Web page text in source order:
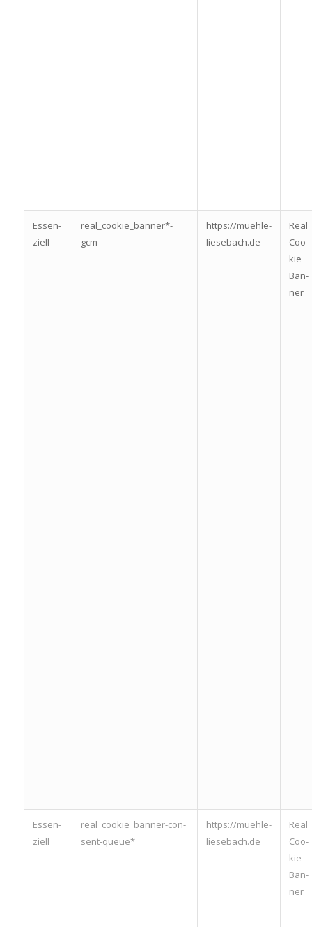
Essen­
zi­ell
real_cookie_banner*-
gcm
https://muehle-
liesebach.de
Real
Coo­
kie
Ban­
ner
Essen­
zi­ell
real_­coo­kie_­ban­ner-con­
sent-queue*
https://muehle-
liesebach.de
Real
Coo­
kie
Ban­
ner